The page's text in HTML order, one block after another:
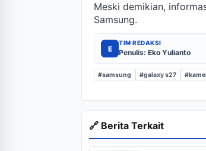
Meski demikian,
Samsung.
E
TIM REDAKSI
Penulis: Eko Yulianto
#samsung #galaxy s27
🔗 Berita Terkait